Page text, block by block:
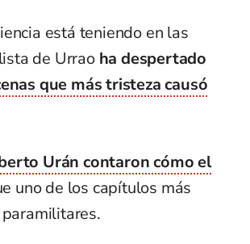
está teniendo en las
de Urraoha despertado
que más tristeza causó
Urán contaron cómo el
uno de los capítulos más